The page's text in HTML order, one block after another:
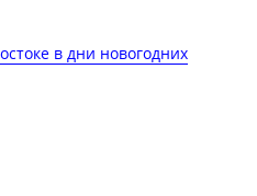
в дни новогодних